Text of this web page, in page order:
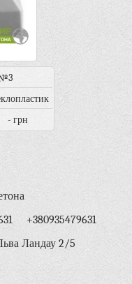
№3
- грн
+380935479631
Ландау 2/5